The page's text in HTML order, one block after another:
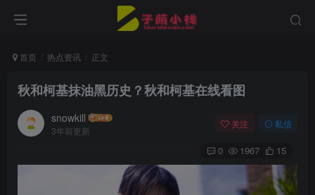
首页 热点资讯 正文
秋和柯基抹油黑历史？秋和柯基在线看图
snowkill
3年前更新
关注 私信
0 1967 15